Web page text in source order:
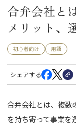
合弁会社と
メリット、
初心者向け 用語
シェアする
合弁会社とは、複数
を持ち寄って事業を